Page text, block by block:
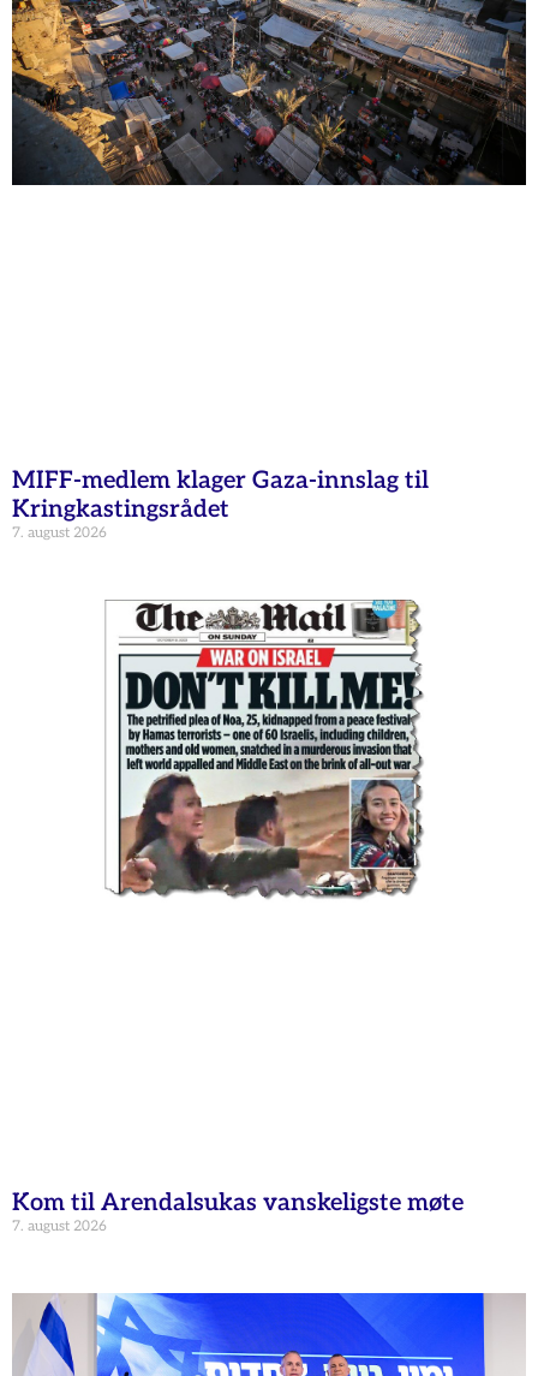
MIFF-medlem klager Gaza-innslag til
Kringkastingsrådet
7. august 2026
Kom til Arendalsukas vanskeligste møte
7. august 2026